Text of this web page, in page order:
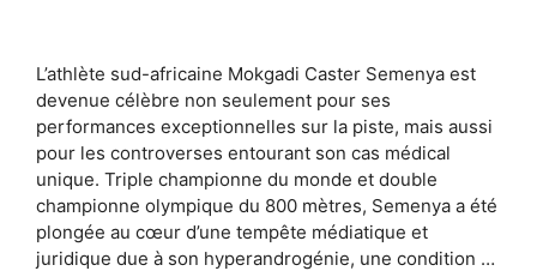
L’athlète sud-africaine Mokgadi Caster Semenya est
devenue célèbre non seulement pour ses
performances exceptionnelles sur la piste, mais aussi
pour les controverses entourant son cas médical
unique. Triple championne du monde et double
championne olympique du 800 mètres, Semenya a été
plongée au cœur d’une tempête médiatique et
juridique due à son hyperandrogénie, une condition …